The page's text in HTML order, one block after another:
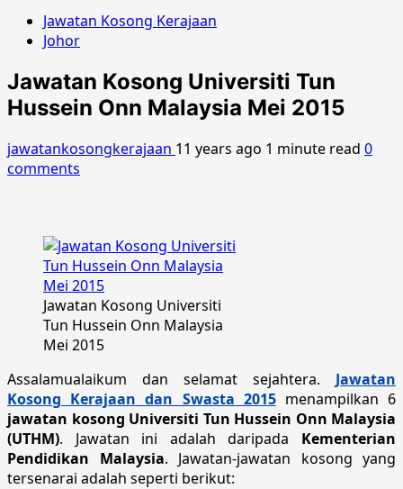
Jawatan Kosong Kerajaan
Johor
Jawatan Kosong Universiti Tun
Hussein Onn Malaysia Mei 2015
jawatankosongkerajaan 11 years ago 1 minute read 0
comments
Jawatan Kosong Universiti
Tun Hussein Onn Malaysia
Mei 2015
Assalamualaikum dan selamat sejahtera. Jawatan
Kosong Kerajaan dan Swasta 2015menampilkan 6
jawatan kosong Universiti Tun Hussein Onn Malaysia
(UTHM). Jawatan ini adalah daripada Kementerian
Pendidikan Malaysia. Jawatan-jawatan kosong yang
tersenarai adalah seperti berikut: